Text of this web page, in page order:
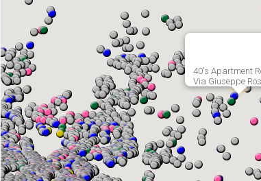
40's Apartment
Via Giuseppe